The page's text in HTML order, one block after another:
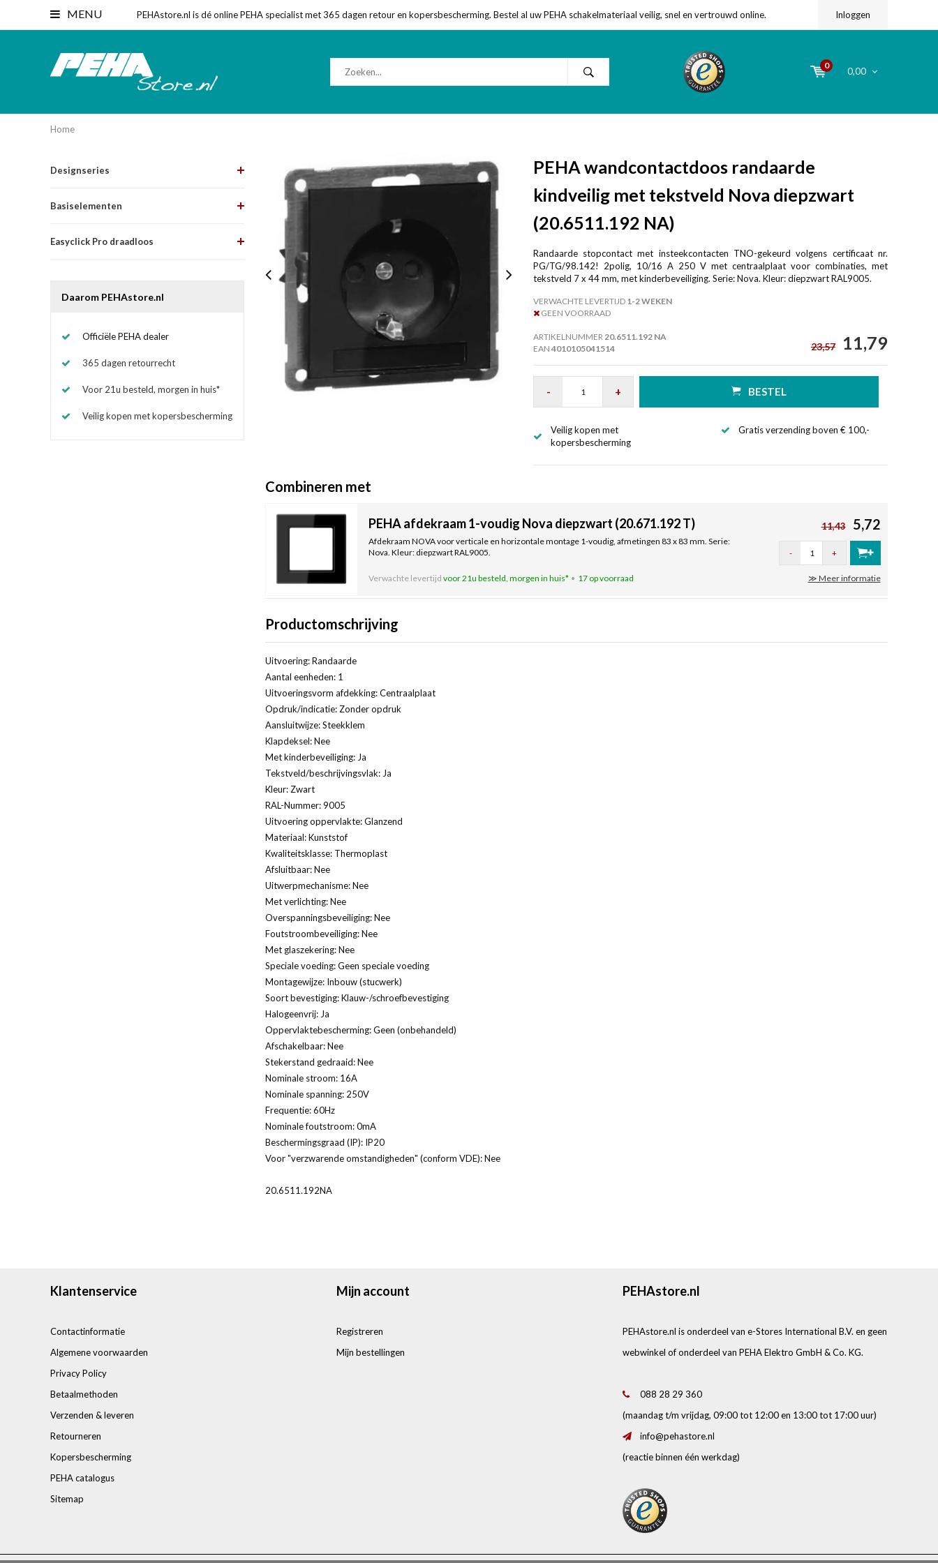
MENU PEHAstore.nl is dé online PEHA specialist met 365 dagen retour en kopersbescherming. Bestel al uw PEHA schakelmateriaal veilig, snel en vertrouwd online. Inloggen
0
0,00
Home
Designseries
Basiselementen
Easyclick Pro draadloos
Daarom PEHAstore.nl
Officiële PEHA dealer
365 dagen retourrecht
Voor 21u besteld, morgen in huis*
Veilig kopen met kopersbescherming
PEHA wandcontactdoos randaarde
kindveilig met tekstveld Nova diepzwart
(20.6511.192 NA)
Randaarde stopcontact met insteekcontacten TNO-gekeurd volgens certificaat nr.
PG/TG/98.142! 2polig, 10/16 A 250 V met centraalplaat voor combinaties, met
tekstveld 7 x 44 mm, met kinderbeveiliging. Serie: Nova. Kleur: diepzwart RAL9005.
VERWACHTE LEVERTIJD1-2 WEKEN
GEEN VOORRAAD
ARTIKELNUMMER 20.6511.192 NA
EAN 4010105041514 23,57 11,79
- + BESTEL
Veilig kopen met
kopersbescherming
Gratis verzending boven € 100,-
Combineren met
PEHA afdekraam 1-voudig Nova diepzwart (20.671.192 T)
Afdekraam NOVA voor verticale en horizontale montage 1-voudig, afmetingen 83 x 83 mm. Serie:
Nova. Kleur: diepzwart RAL9005.
Verwachte levertijd voor 21u besteld, morgen in huis* 17 op voorraad
11,43 5,72
- +
≫ Meer informatie
Productomschrijving
Uitvoering: Randaarde
Aantal eenheden: 1
Uitvoeringsvorm afdekking: Centraalplaat
Opdruk/indicatie: Zonder opdruk
Aansluitwijze: Steekklem
Klapdeksel: Nee
Met kinderbeveiliging: Ja
Tekstveld/beschrijvingsvlak: Ja
Kleur: Zwart
RAL-Nummer: 9005
Uitvoering oppervlakte: Glanzend
Materiaal: Kunststof
Kwaliteitsklasse: Thermoplast
Afsluitbaar: Nee
Uitwerpmechanisme: Nee
Met verlichting: Nee
Overspanningsbeveiliging: Nee
Foutstroombeveiliging: Nee
Met glaszekering: Nee
Speciale voeding: Geen speciale voeding
Montagewijze: Inbouw (stucwerk)
Soort bevestiging: Klauw-/schroefbevestiging
Halogeenvrij: Ja
Oppervlaktebescherming: Geen (onbehandeld)
Afschakelbaar: Nee
Stekerstand gedraaid: Nee
Nominale stroom: 16A
Nominale spanning: 250V
Frequentie: 60Hz
Nominale foutstroom: 0mA
Beschermingsgraad (IP): IP20
Voor "verzwarende omstandigheden" (conform VDE): Nee
20.6511.192NA
Klantenservice
Contactinformatie
Algemene voorwaarden
Privacy Policy
Betaalmethoden
Verzenden & leveren
Retourneren
Kopersbescherming
PEHA catalogus
Sitemap
Mijn account
Registreren
Mijn bestellingen
PEHAstore.nl
PEHAstore.nl is onderdeel van e-Stores International B.V. en geen
webwinkel of onderdeel van PEHA Elektro GmbH & Co. KG.
088 28 29 360
(maandag t/m vrijdag, 09:00 tot 12:00 en 13:00 tot 17:00 uur)
info@pehastore.nl
(reactie binnen één werkdag)